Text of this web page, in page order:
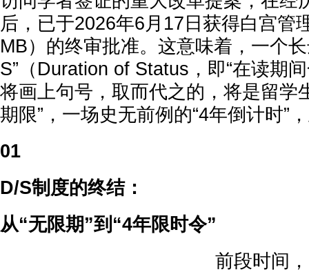
后，已于2026年6月17日获得白宫管
MB）的终审批准。这意味着，一个
S”（Duration of Status，即“在读期
将画上句号，取而代之的，将是留学
期限”，一场史无前例的“4年倒计时”
01
D/S制度的终结：
从“无限期”到“4年限时令”
前段时间